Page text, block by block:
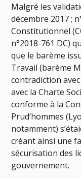
Malgré les
décembre 2017 ;
Constitutionnel
n°2018-761 DC)
que le barème
Travail (barème
contradiction
avec la Charte
conforme à la
Prud’hommes
notamment)
créant ainsi une
sécurisation des
gouvernement.